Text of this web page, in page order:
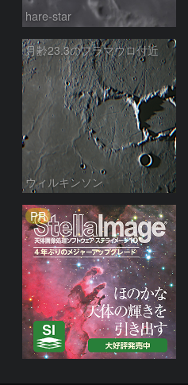
hare-star
月齢23.3のフラマウロ付近
ウィルキンソン
PR